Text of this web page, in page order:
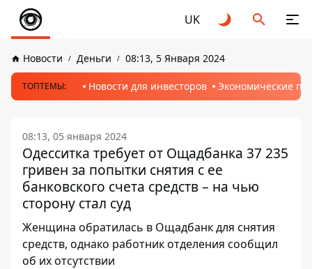
UK
Новости Деньги 08:13, 5 Января 2024
ТОПТЕМЫ: Новости для инвесторов Экономические
08:13, 05 января 2024
Одесситка требует от Ощадбанка 37 235
гривен за попытки снятия с ее
банковского счета средств – на чью
сторону стал суд
Женщина обратилась в Ощадбанк для снятия
средств, однако работник отделения сообщил
об их отсутствии